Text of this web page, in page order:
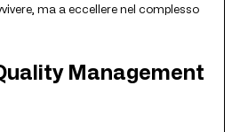
ma a eccellere nel complesso
Management